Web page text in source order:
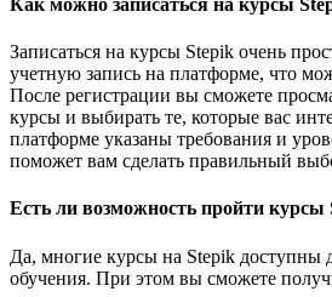
Записаться на курсы Stepik очень
учетную запись на платформе, что
После регистрации вы сможете
курсы и выбирать те, которые вас
платформе указаны требования и
поможет вам сделать правильный
Есть ли возможность пройти курсы
Да, многие курсы на Stepik доступны
обучения. При этом вы сможете